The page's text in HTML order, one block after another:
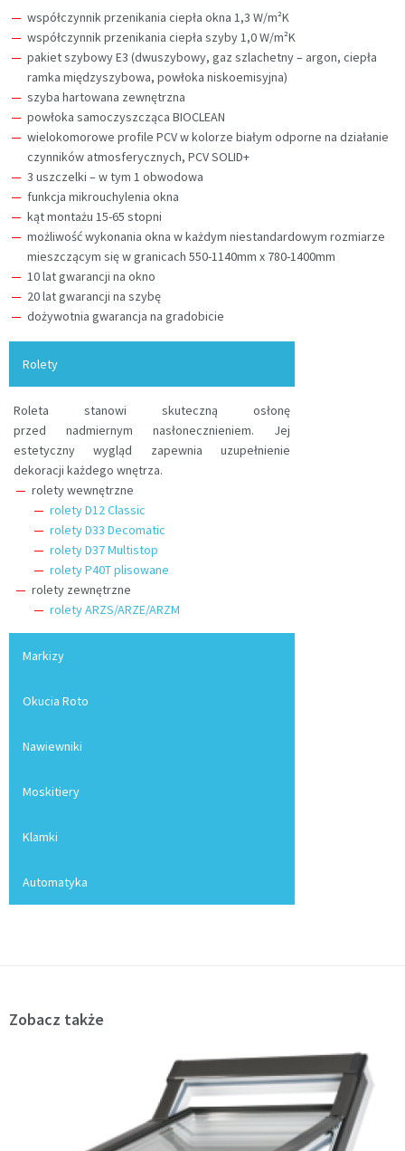
współczynnik przenikania ciepła okna 1,3 W/m²K
współczynnik przenikania ciepła szyby 1,0 W/m²K
pakiet szybowy E3 (dwuszybowy, gaz szlachetny – argon, ciepła
ramka międzyszybowa, powłoka niskoemisyjna)
szyba hartowana zewnętrzna
powłoka samoczyszcząca BIOCLEAN
wielokomorowe profile PCV w kolorze białym odporne na działanie
czynników atmosferycznych, PCV SOLID+
3 uszczelki – w tym 1 obwodowa
funkcja mikrouchylenia okna
kąt montażu 15-65 stopni
możliwość wykonania okna w każdym niestandardowym rozmiarze
mieszczącym się w granicach 550-1140mm x 780-1400mm
10 lat gwarancji na okno
20 lat gwarancji na szybę
dożywotnia gwarancja na gradobicie
Rolety
Roleta stanowi skuteczną osłonę
przed nadmiernym nasłonecznieniem. Jej
estetyczny wygląd zapewnia uzupełnienie
dekoracji każdego wnętrza.
rolety wewnętrzne
rolety D12 Classic
rolety D33 Decomatic
rolety D37 Multistop
rolety P40T plisowane
rolety zewnętrzne
rolety ARZS/ARZE/ARZM
Markizy
Okucia Roto
Nawiewniki
Moskitiery
Klamki
Automatyka
Zobacz także